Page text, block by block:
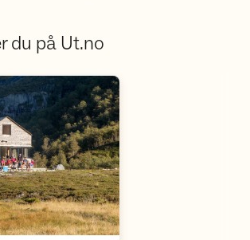
du på Ut.no